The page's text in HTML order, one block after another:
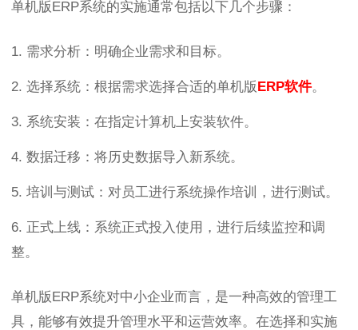
单机版ERP系统的实施通常包括以下几个步骤：
1. 需求分析：明确企业需求和目标。
2. 选择系统：根据需求选择合适的单机版ERP软件。
3. 系统安装：在指定计算机上安装软件。
4. 数据迁移：将历史数据导入新系统。
5. 培训与测试：对员工进行系统操作培训，进行测试。
6. 正式上线：系统正式投入使用，进行后续监控和调
整。
单机版ERP系统对中小企业而言，是一种高效的管理工
具，能够有效提升管理水平和运营效率。在选择和实施